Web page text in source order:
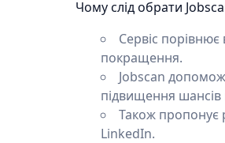
Чому слід обрати
Сервіс
покращення.
Jobscan
підвищення
Також пропонує
LinkedIn.